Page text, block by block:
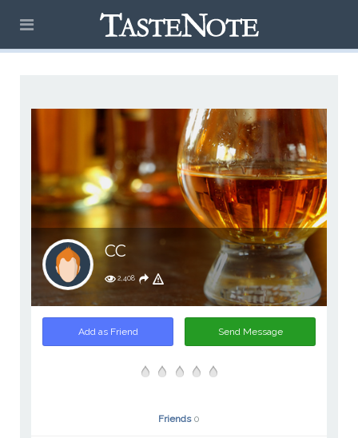
CC
2,408
Add as Friend Send Message
Friends 0